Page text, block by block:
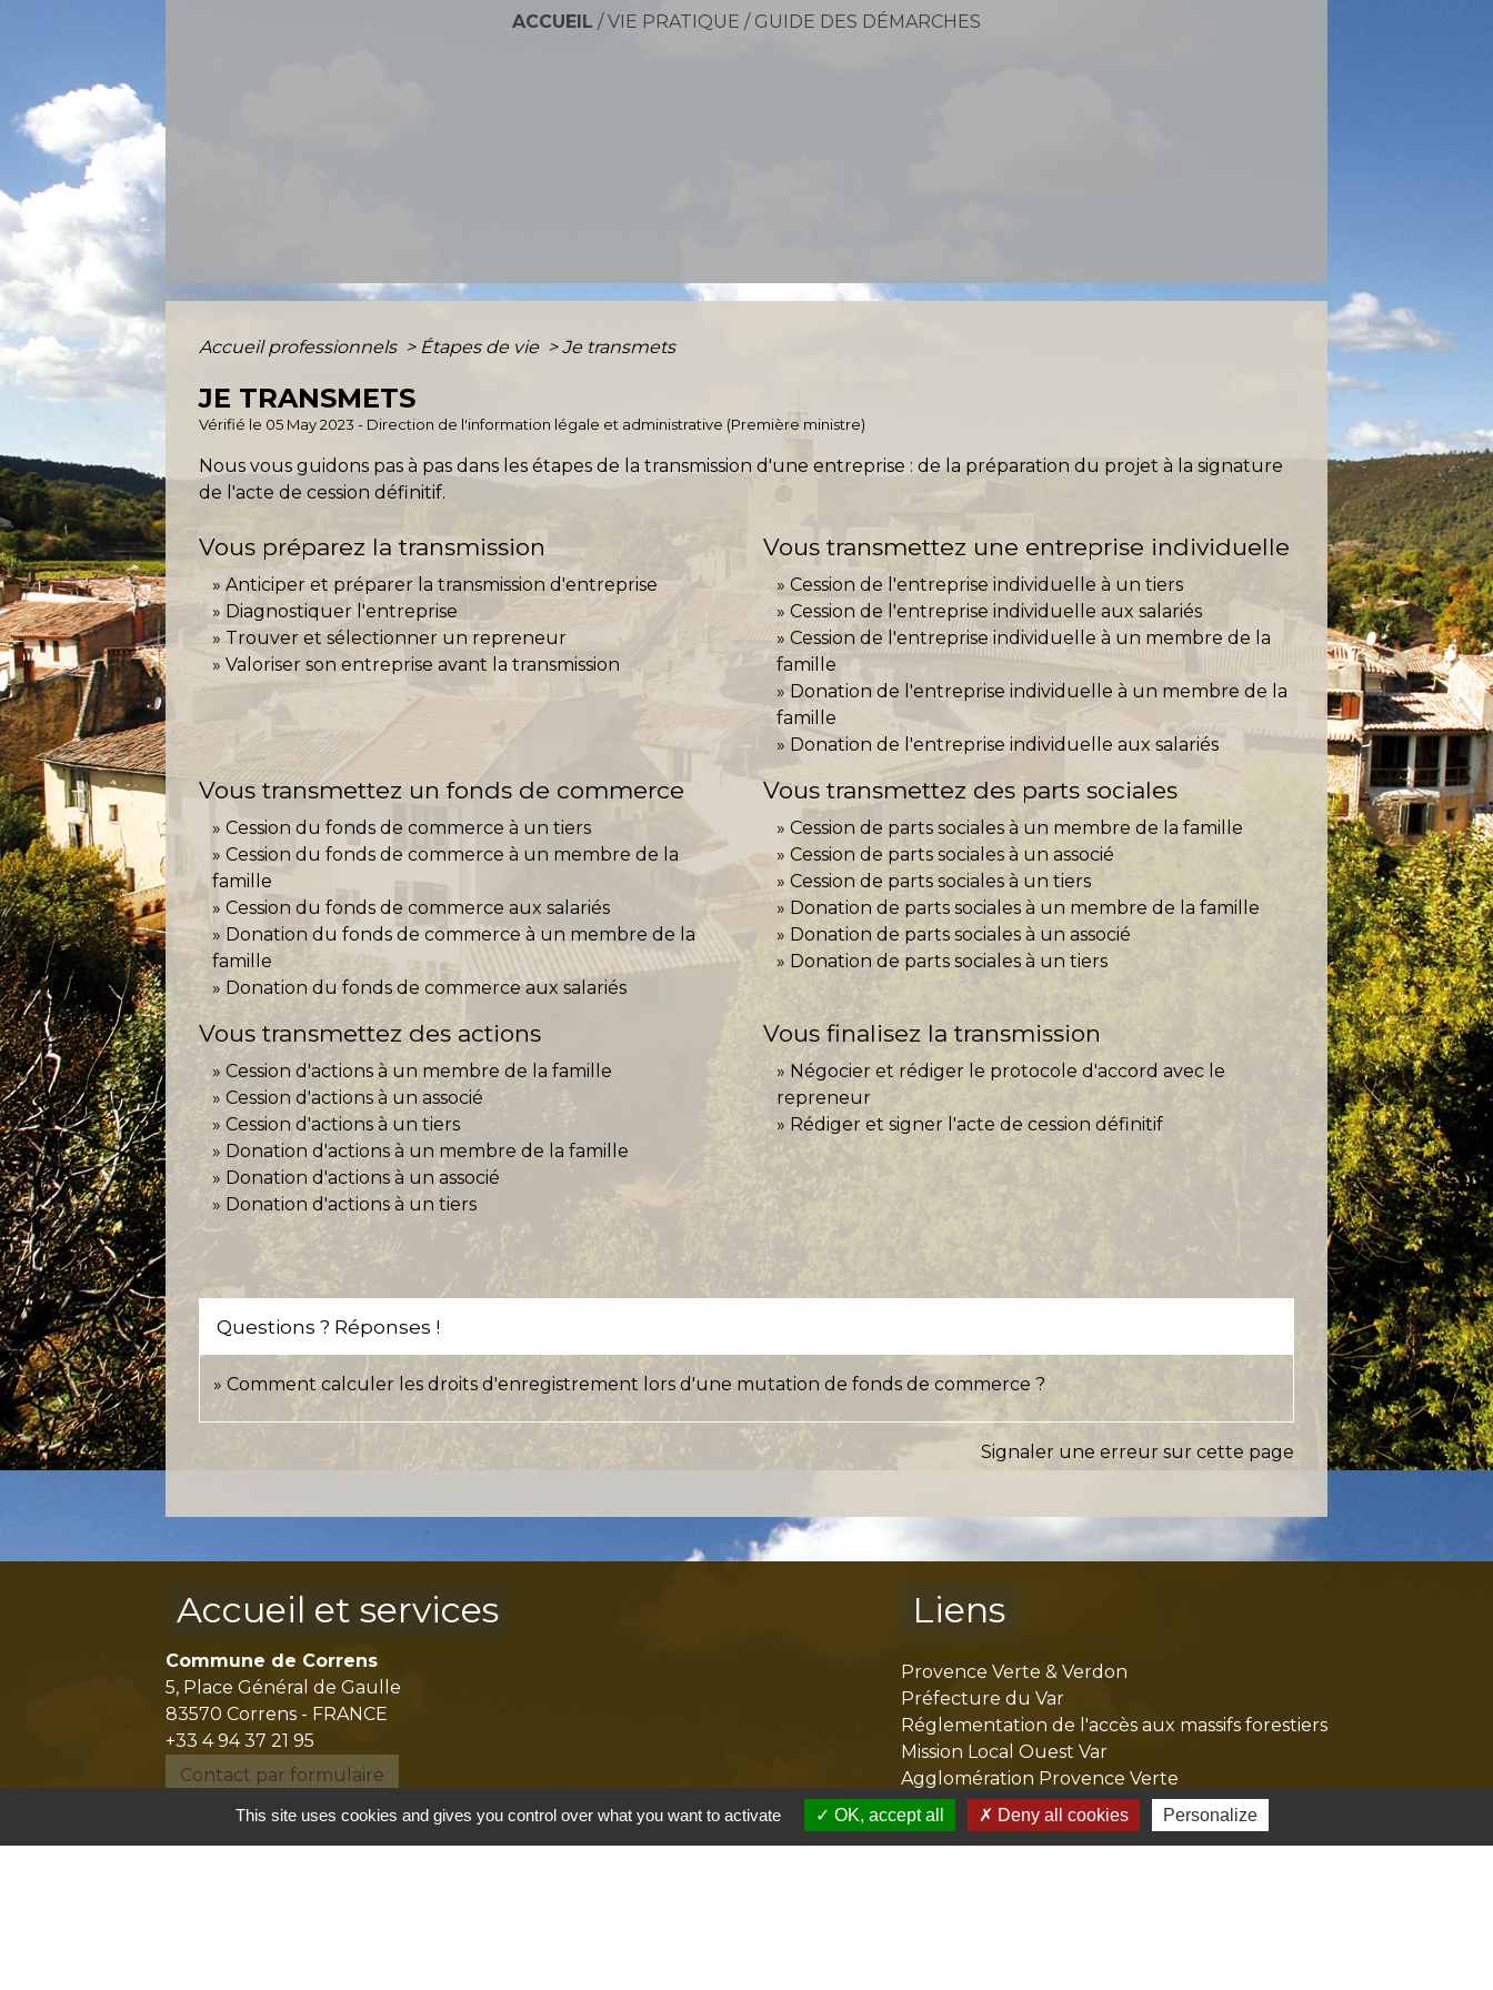
ACCUEIL /VIE PRATIQUE / GUIDE DES DÉMARCHES
Accueil professionnels > Étapes de vie > Je transmets
JE TRANSMETS
Vérifié le 05 May 2023 - Direction de l'information légale et administrative (Première ministre)
Nous vous guidons pas à pas dans les étapes de la transmission d'une entreprise : de la préparation du projet à la signature
de l'acte de cession définitif.
Vous préparez la transmission
Anticiper et préparer la transmission d'entreprise
Diagnostiquer l'entreprise
Trouver et sélectionner un repreneur
Valoriser son entreprise avant la transmission
Vous transmettez une entreprise individuelle
Cession de l'entreprise individuelle à un tiers
Cession de l'entreprise individuelle aux salariés
Cession de l'entreprise individuelle à un membre de la
famille
Donation de l'entreprise individuelle à un membre de la
famille
Donation de l'entreprise individuelle aux salariés
Vous transmettez un fonds de commerce
Cession du fonds de commerce à un tiers
Cession du fonds de commerce à un membre de la
famille
Cession du fonds de commerce aux salariés
Donation du fonds de commerce à un membre de la
famille
Donation du fonds de commerce aux salariés
Vous transmettez des parts sociales
Cession de parts sociales à un membre de la famille
Cession de parts sociales à un associé
Cession de parts sociales à un tiers
Donation de parts sociales à un membre de la famille
Donation de parts sociales à un associé
Donation de parts sociales à un tiers
Vous transmettez des actions
Cession d'actions à un membre de la famille
Cession d'actions à un associé
Cession d'actions à un tiers
Donation d'actions à un membre de la famille
Donation d'actions à un associé
Donation d'actions à un tiers
Vous finalisez la transmission
Négocier et rédiger le protocole d'accord avec le
repreneur
Rédiger et signer l'acte de cession définitif
Questions ? Réponses !
Comment calculer les droits d'enregistrement lors d'une mutation de fonds de commerce ?
Signaler une erreur sur cette page
Accueil et services
Commune de Correns
5, Place Général de Gaulle
83570 Correns - FRANCE
+33 4 94 37 21 95
Contact par formulaire
Liens
Provence Verte & Verdon
Préfecture du Var
Réglementation de l'accès aux massifs forestiers
Mission Local Ouest Var
Agglomération Provence Verte
This site uses cookies and gives you control over what you want to activate OK, accept all Deny all cookies Personalize